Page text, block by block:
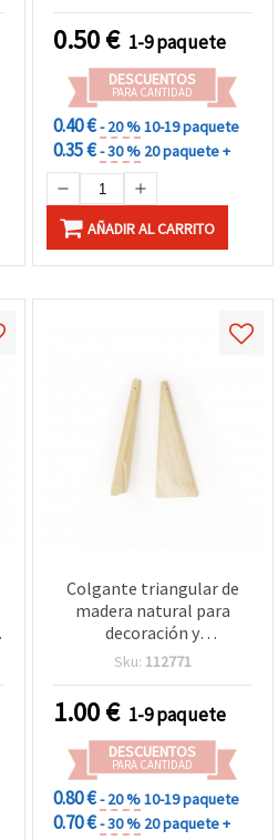
0.50€ 1-9 paquete
DESCUENTOS
PARA CANTIDAD
0.40 €- 20 %10-19 paquete
0.35 €- 30 % 20 paquete +
AÑADIR AL CARRITO
Colgante triangular de
madera natural para
decoración y
manualidades, 55x18x4
madera - 5 uds.
Sku: 112771
1.00€ 1-9 paquete
DESCUENTOS
PARA CANTIDAD
0.80 €- 20 %10-19 paquete
0.70 €- 30 % 20 paquete +